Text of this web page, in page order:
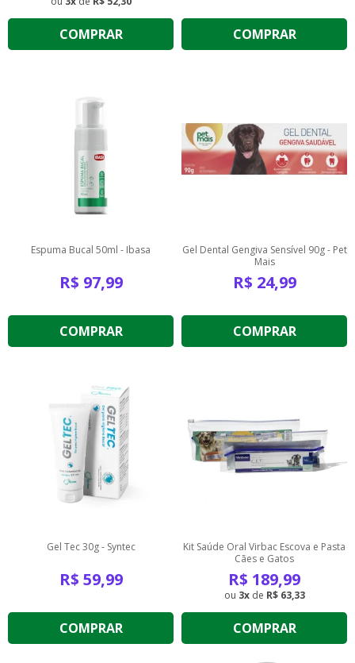
COMPRAR COMPRAR
Espuma Bucal 50ml - Ibasa
R$ 97,99
COMPRAR
Gel Dental Gengiva Sensível 90g - Pet
Mais
R$ 24,99
COMPRAR
Gel Tec 30g - Syntec
R$ 59,99
COMPRAR
Kit Saúde Oral Virbac Escova e Pasta
Cães e Gatos
R$ 189,99
3 de R$ 63,33
COMPRAR